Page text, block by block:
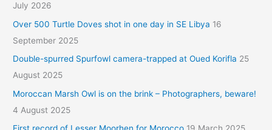
July 2026
Over 500 Turtle Doves shot in one day in SE Libya 16
September 2025
Double-spurred Spurfowl camera-trapped at Oued Korifla 25
August 2025
Moroccan Marsh Owl is on the brink – Photographers, beware!
4 August 2025